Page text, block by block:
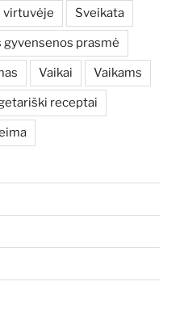
virtuvėje Sveikata
gyvensenos prasmė
Vaikai Vaikams
receptai